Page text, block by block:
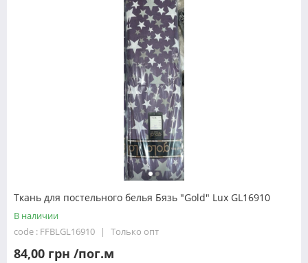
Ткань для постельного белья Бязь "Gold" Lux GL16910
В наличии
code : FFBLGL16910
Только опт
84,00 грн /пог.м